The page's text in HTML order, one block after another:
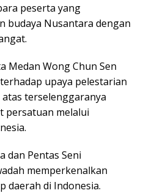
peserta yang
budaya Nusantara dengan
Medan Wong Chun Sen
upaya pelestarian
terselenggaranya
persatuan melalui
dan Pentas Seni
memperkenalkan
daerah di Indonesia.